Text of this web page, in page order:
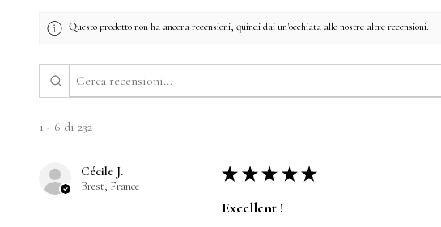
Questo prodotto non ha ancora recensioni, quindi dai un'occhiata alle nostre altre recensioni.
1 - 6 di 232
Cécile J.
Brest, France
★ ★ ★ ★ ★
Excellent !